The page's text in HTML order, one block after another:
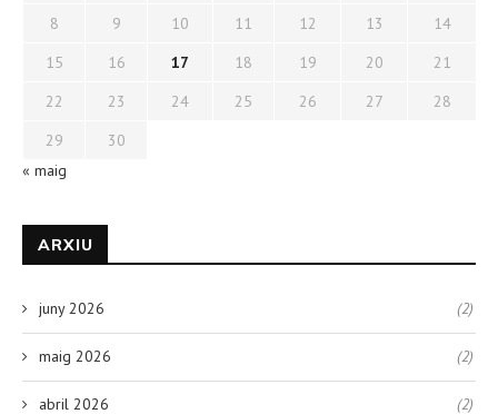
8
9 10 11 12 13
14
15
16 17 18 19 20
21
22
23 24 25 26 27
28
29
30
« maig
ARXIU
juny 2026 (2)
maig 2026 (2)
abril 2026 (2)